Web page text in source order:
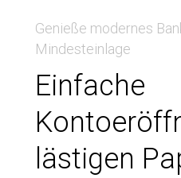
Genieße modernes
Mindesteinlage
Einfache
lästigen